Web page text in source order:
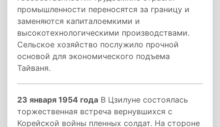
промышленности переносятся за границу и
заменяются капиталоемкими и
высокотехнологическими производствами.
Сельское хозяйство послужило прочной
основой для экономического подъема
Тайваня.
23 января 1954 года В Цзилуне состоялась
торжественная встреча вернувшихся с
Корейской войны пленных солдат. На стороне